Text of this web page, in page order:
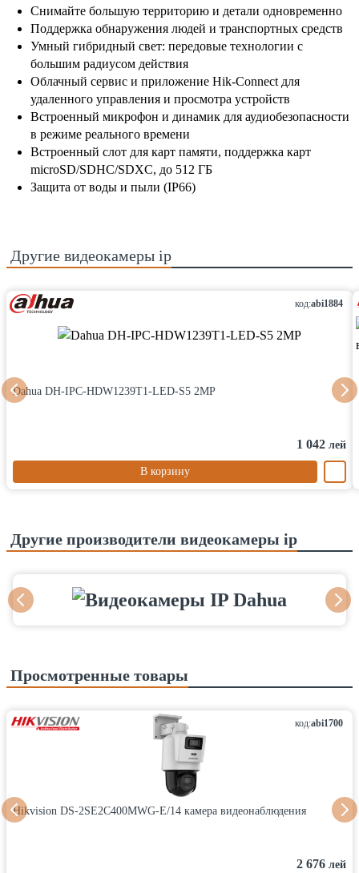
Снимайте большую территорию и детали одновременно
Поддержка обнаружения людей и транспортных средств
Умный гибридный свет: передовые технологии с
большим радиусом действия
Облачный сервис и приложение Hik-Connect для
удаленного управления и просмотра устройств
Встроенный микрофон и динамик для аудиобезопасности
в режиме реального времени
Встроенный слот для карт памяти, поддержка карт
microSD/SDHC/SDXC, до 512 ГБ
Защита от воды и пыли (IP66)
Другие видеокамеры ip
код:abi1884
Dahua DH-IPC-HDW1239T1-LED-S5 2MP
1 042 лей
В корзину
Другие производители видеокамеры ip
Просмотренные товары
код:abi1700
Hikvision DS-2SE2C400MWG-E/14 камера видеонаблюдения
2 676 лей